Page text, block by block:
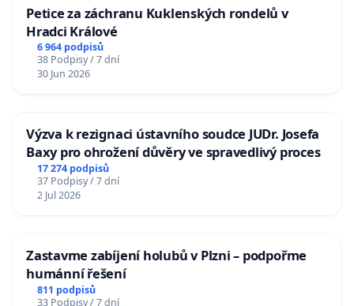
Petice za záchranu Kuklenských rondelů v
Hradci Králové
6 964 podpisů
38 Podpisy / 7 dní
30 Jun 2026
Výzva k rezignaci ústavního soudce JUDr. Josefa
Baxy pro ohrožení důvěry ve spravedlivý proces
17 274 podpisů
37 Podpisy / 7 dní
2 Jul 2026
Zastavme zabíjení holubů v Plzni – podpořme
humánní řešení
811 podpisů
33 Podpisy / 7 dní